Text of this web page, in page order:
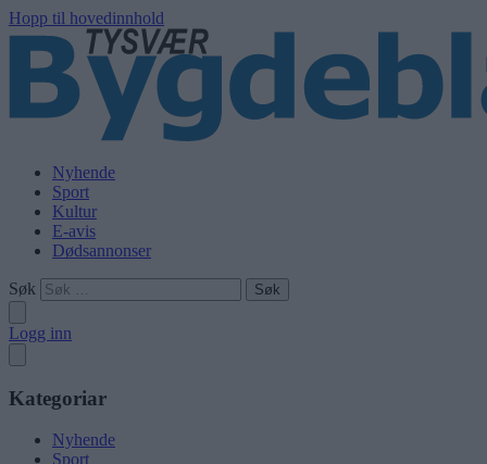
Hopp til hovedinnhold
Nyhende
Sport
Kultur
E-avis
Dødsannonser
Søk
Logg inn
Kategoriar
Nyhende
Sport